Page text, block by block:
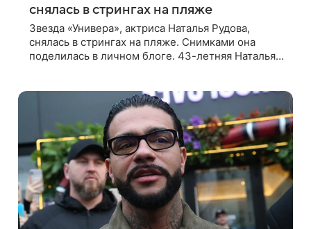
снялась в стрингах на пляже
Звезда «Универа», актриса Наталья Рудова,
снялась в стрингах на пляже. Снимками она
поделилась в личном блоге. 43-летняя Наталья